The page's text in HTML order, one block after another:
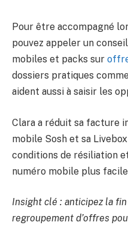
Pour être accompagné
pouvez appeler un
mobiles et packs sur
dossiers pratiques comme
aident aussi à saisir les
Clara a réduit sa facture
mobile Sosh et sa
conditions de résiliation
numéro mobile plus
Insight clé : anticipez la
regroupement d’offres